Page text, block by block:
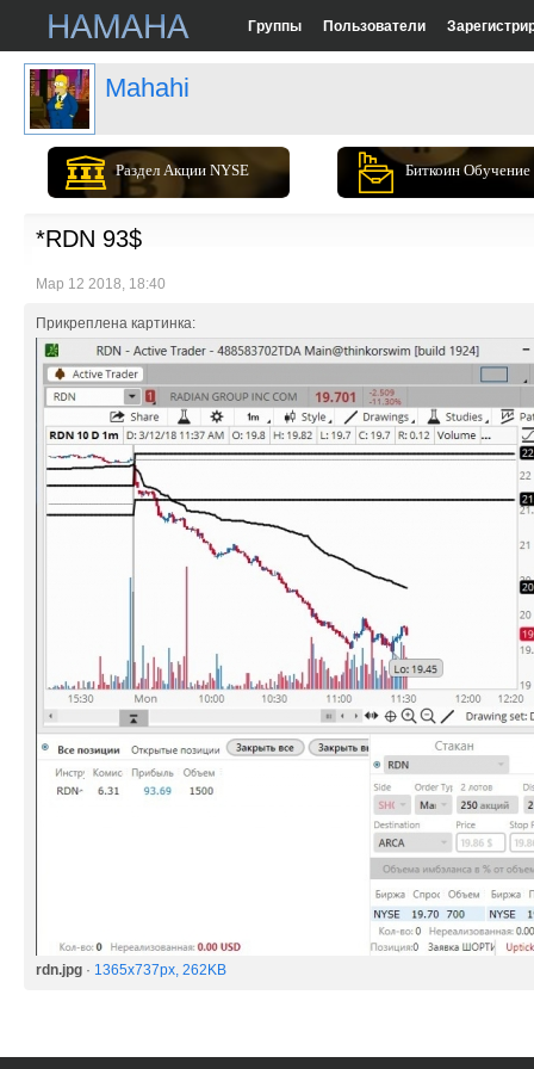
Группы Пользователи
Mahahi
Раздел Акции NYSE Биткоин Обучение
*RDN 93$
Мар 12 2018, 18:40
Прикреплена картинка:
rdn.jpg · 1365x737px, 262KB